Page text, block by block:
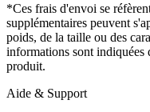
*Ces frais d'envoi se
supplémentaires peuvent
poids, de la taille ou des
informations sont indiquées
produit.
Aide & Support